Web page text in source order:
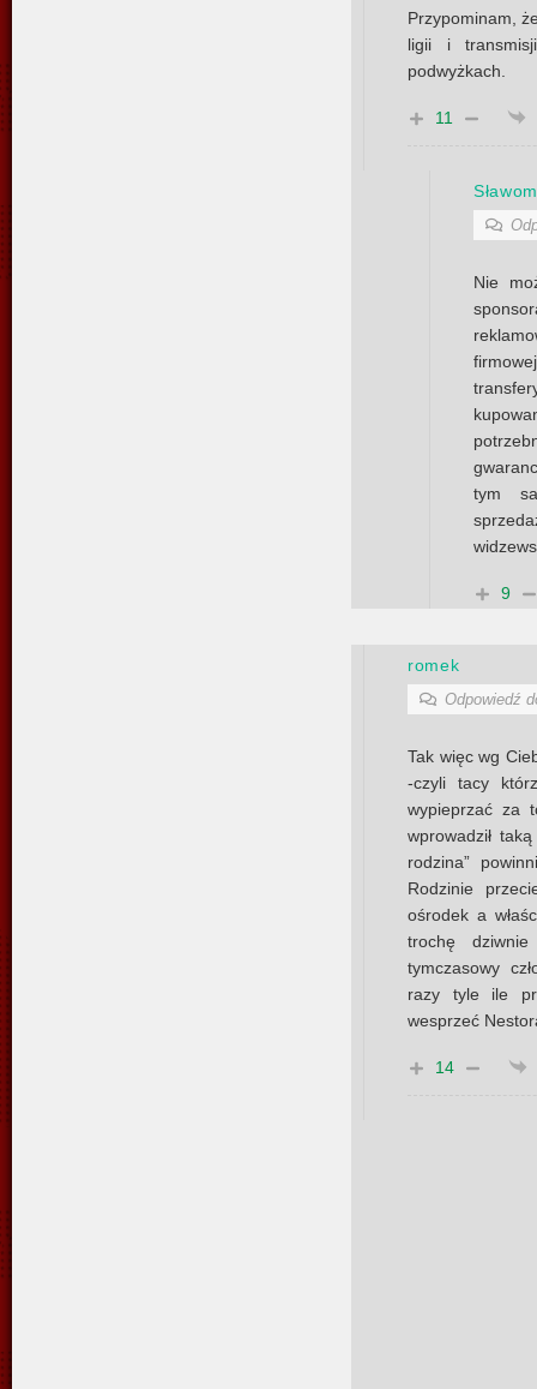
Przypominam,
ligii i
podwyżkach.
11
Nie
tym
9
romek
Odpowiedź
Tak więc wg
-czyli tacy
wypieprzać za
wprowadził
rodzina”
Rodzinie
ośrodek a
trochę
tymczasowy
razy tyle ile
wesprzeć
14